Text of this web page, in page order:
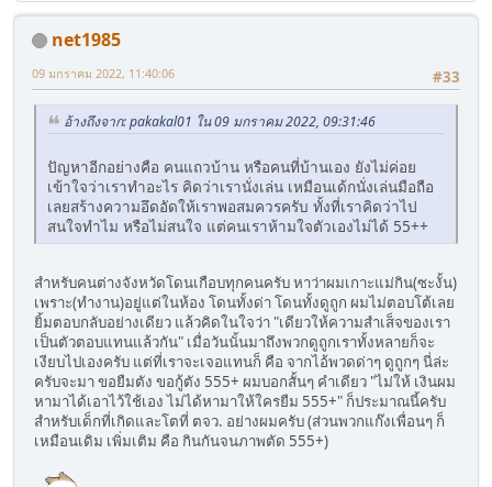
net1985
#33
09 มกราคม 2022, 11:40:06
อ้างถึงจาก: pakakal01 ใน 09 มกราคม 2022, 09:31:46
ปัญหาอีกอย่างคือ คนแถวบ้าน หรือคนที่บ้านเอง ยังไม่ค่อย
เข้าใจว่าเราทำอะไร คิดว่าเรานั่งเล่น เหมือนเด้กนั่งเล่นมือถือ
เลยสร้างความอึดอัดให้เราพอสมควรครับ ทั้งที่เราคิดว่าไป
สนใจทำไม หรือไม่สนใจ แต่คนเราห้ามใจตัวเองไม่ได้ 55++
สำหรับคนต่างจังหวัดโดนเกือบทุกคนครับ หาว่าผมเกาะแม่กิน(ซะงั้น)
เพราะ(ทำงาน)อยู่แต่ในห้อง โดนทั้งด่า โดนทั้งดูถูก ผมไม่ตอบโต้เลย
ยิ้มตอบกลับอย่างเดียว แล้วคิดในใจว่า "เดียวให้ความสำเส็จของเรา
เป็นตัวตอบแทนแล้วกัน" เมื่อวันนั้นมาถึงพวกดูถูกเราทั้งหลายก็จะ
เงียบไปเองครับ แต่ที่เราจะเจอแทนก็ คือ จากไอ้พวดด่าๆ ดูถูกๆ นี่ล่ะ
ครับจะมา ขอยืมตัง ขอกู้ตัง 555+ ผมบอกสั้นๆ คำเดียว "ไม่ให้ เงินผม
หามาได้เอาไว้ใช้เอง ไม่ได้หามาให้ใครยืม 555+" ก็ประมาณนี้ครับ
สำหรับเด็กที่เกิดและโตที่ ตจว. อย่างผมครับ (ส่วนพวกแก๊งเพื่อนๆ ก็
เหมือนเดิม เพิ่มเติม คือ กินกันจนภาพตัด 555+)